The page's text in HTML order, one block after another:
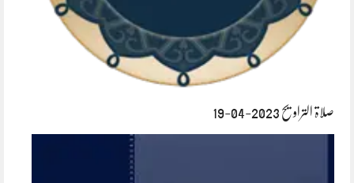
صلاۃ التراویح 2023-04-19